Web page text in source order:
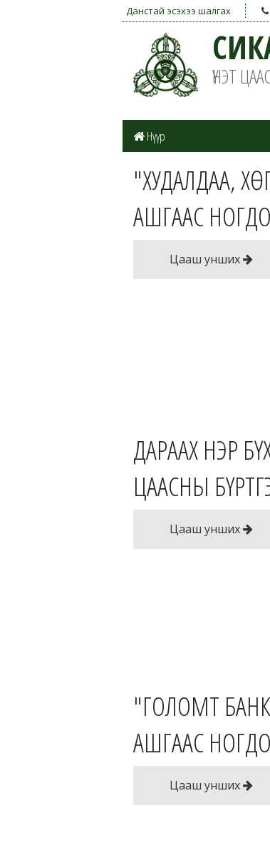
Данстай эсэхээ шалгах
ҮНЭТ
Нүүр
"ХУДАЛДАА,
АШГААС
Цааш унших
ДАРААХ НЭР
ЦААСНЫ
Цааш унших
"ГОЛОМТ
АШГААС
Цааш унших